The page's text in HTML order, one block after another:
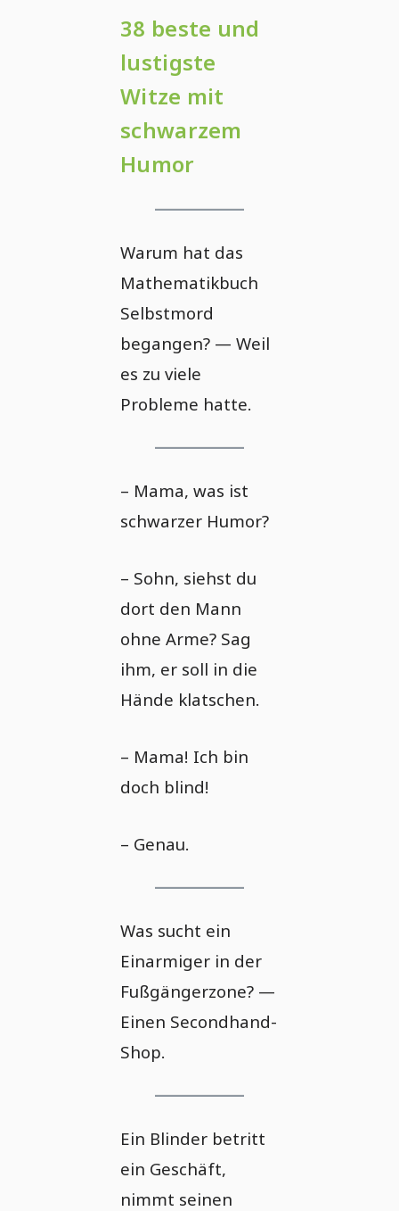
38 beste und
lustigste
Witze mit
schwarzem
Humor
Warum hat das
Mathematikbuch
Selbstmord
begangen? — Weil
es zu viele
Probleme hatte.
– Mama, was ist
schwarzer Humor?
– Sohn, siehst du
dort den Mann
ohne Arme? Sag
ihm, er soll in die
Hände klatschen.
– Mama! Ich bin
doch blind!
– Genau.
Was sucht ein
Einarmiger in der
Fußgängerzone? —
Einen Secondhand-
Shop.
Ein Blinder betritt
ein Geschäft,
nimmt seinen